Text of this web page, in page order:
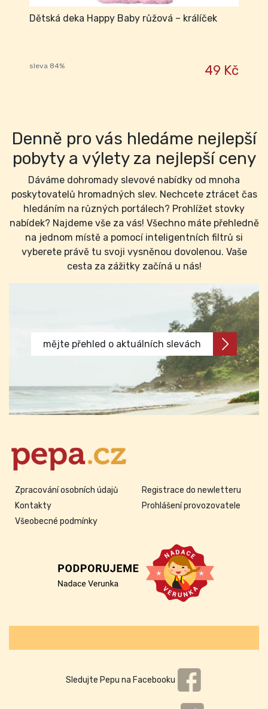
Dětská deka Happy Baby růžová – králíček
sleva 84% 49 Kč
Denně pro vás hledáme nejlepší
pobyty a výlety za nejlepší ceny
Dáváme dohromady slevové nabídky od mnoha
poskytovatelů hromadných slev. Nechcete ztrácet čas
hledáním na různých portálech? Prohlížet stovky
nabídek? Najdeme vše za vás! Všechno máte přehledně
na jednom místě a pomocí inteligentních filtrů si
vyberete právě tu svoji vysněnou dovolenou. Vaše
cesta za zážitky začíná u nás!
mějte přehled o aktuálních slevách
Zpracování osobních údajů
Kontakty
Všeobecné podmínky
Registrace do newletteru
Prohlášení provozovatele
Sledujte Pepu na Facebooku